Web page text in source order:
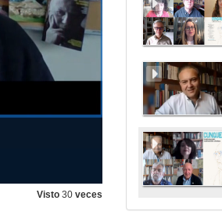
Visto 30 veces